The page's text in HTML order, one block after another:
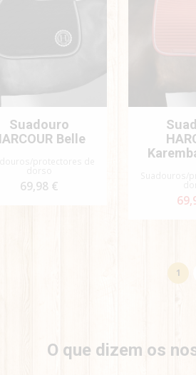
Suadouro
Belle
69,98 €
1
O que dizem os